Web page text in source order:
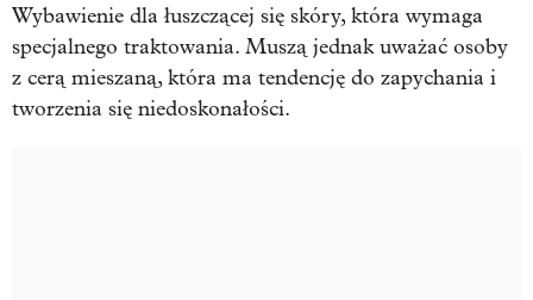
Wybawienie dla łuszczącej się skóry, która wymaga
specjalnego traktowania. Muszą jednak uważać osoby
z cerą mieszaną, która ma tendencję do zapychania i
tworzenia się niedoskonałości.